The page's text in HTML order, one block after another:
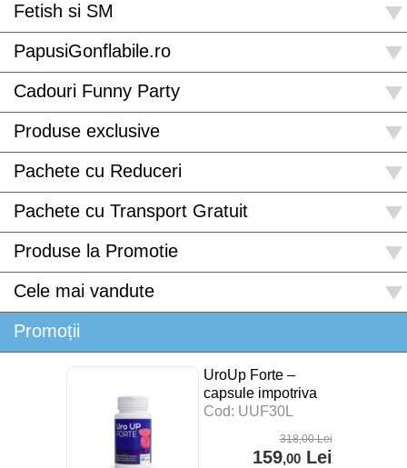
Fetish si SM
PapusiGonflabile.ro
Cadouri Funny Party
Produse exclusive
Pachete cu Reduceri
Pachete cu Transport Gratuit
Produse la Promotie
Cele mai vandute
Promoții
UroUp Forte –
capsule impotriva
prostatitei – 30 cps
Cod: UUF30L
318,00Lei
159,00Lei